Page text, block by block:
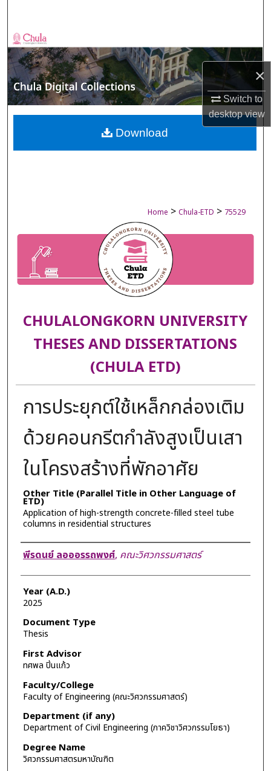
×
Switch to
desktopview
Browse Collections
My Account
About
Digital Commons Network™
Home > Chula-ETD > 75529
CHULALONGKORN UNIVERSITY
THESES AND DISSERTATIONS
(CHULA ETD)
การประยุกต์ใช้เหล็กกล่องเติม
ด้วยคอนกรีตกำลังสูงเป็นเสา
ในโครงสร้างที่พักอาศัย
Other Title (Parallel Title in Other Language of
ETD)
Application of high-strength concrete-filled steel tube
columns in residential structures
Author
พีรดนย์ ลอออรรถพงศ์, คณะวิศวกรรมศาสตร์
Year (A.D.)
2025
Document Type
Thesis
First Advisor
ทศพล ปิ่นแก้ว
Faculty/College
Faculty of Engineering (คณะวิศวกรรมศาสตร์)
Department (if any)
Department of Civil Engineering (ภาควิชาวิศวกรรมโยธา)
Degree Name
วิศวกรรมศาสตรมหาบัณฑิต
Download